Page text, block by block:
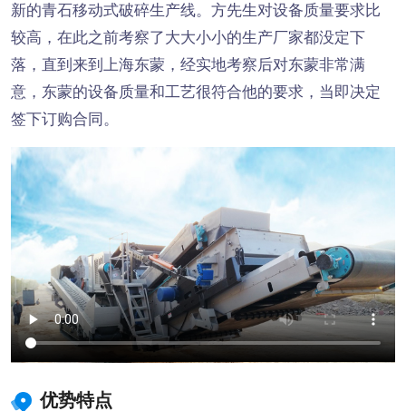
新的青石移动式破碎生产线。方先生对设备质量要求比
较高，在此之前考察了大大小小的生产厂家都没定下
落，直到来到上海东蒙，经实地考察后对东蒙非常满
意，东蒙的设备质量和工艺很符合他的要求，当即决定
签下订购合同。
优势特点